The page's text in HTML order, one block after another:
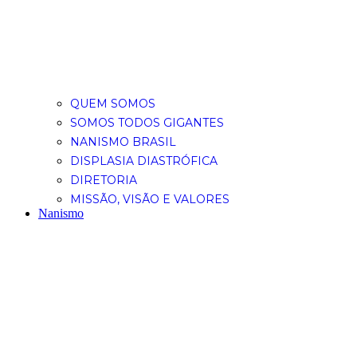
QUEM SOMOS
SOMOS TODOS GIGANTES
NANISMO BRASIL
DISPLASIA DIASTRÓFICA
DIRETORIA
MISSÃO, VISÃO E VALORES
Nanismo